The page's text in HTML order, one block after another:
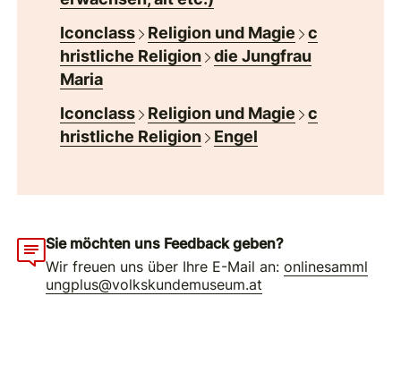
Iconclass
Religion und Magie
c
hristliche Religion
die Jungfrau
Maria
Iconclass
Religion und Magie
c
hristliche Religion
Engel
Sie möchten uns Feedback geben?
Wir freuen uns über Ihre E-Mail an:onlinesamml
ungplus@volkskundemuseum.at